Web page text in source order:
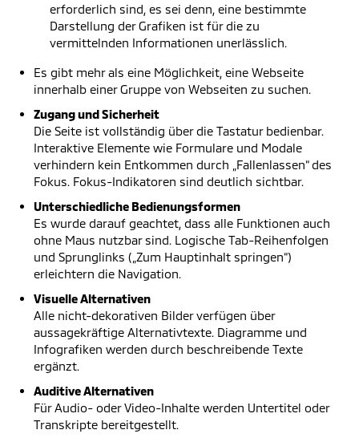
erforderlich sind, es sei denn, eine bestimmte
Darstellung der Grafiken ist für die zu
vermittelnden Informationen unerlässlich.
Es gibt mehr als eine Möglichkeit, eine Webseite
innerhalb einer Gruppe von Webseiten zu suchen.
Zugang und Sicherheit
Die Seite ist vollständig über die Tastatur bedienbar.
Interaktive Elemente wie Formulare und Modale
verhindern kein Entkommen durch „Fallenlassen“ des
Fokus. Fokus-Indikatoren sind deutlich sichtbar.
Unterschiedliche Bedienungsformen
Es wurde darauf geachtet, dass alle Funktionen auch
ohne Maus nutzbar sind. Logische Tab-Reihenfolgen
und Sprunglinks („Zum Hauptinhalt springen“)
erleichtern die Navigation.
Visuelle Alternativen
Alle nicht-dekorativen Bilder verfügen über
aussagekräftige Alternativtexte. Diagramme und
Infografiken werden durch beschreibende Texte
ergänzt.
Auditive Alternativen
Für Audio- oder Video-Inhalte werden Untertitel oder
Transkripte bereitgestellt.